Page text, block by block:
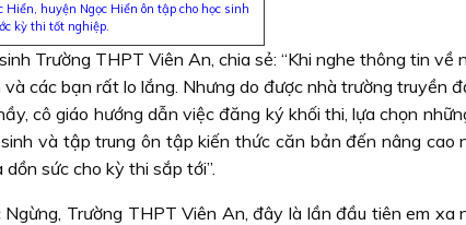
Hiển, huyện Ngọc Hiển ôn tập cho học sinh
kỳ thi tốt nghiệp.
Trường THPT Viên An, chia sẻ: “Khi nghe thông tin
và các bạn rất lo lắng. Nhưng do được nhà trường truyền
cô giáo hướng dẫn việc đăng ký khối thi, lựa chọn
và tập trung ôn tập kiến thức căn bản đến nâng cao
sức cho kỳ thi sắp tới”.
Trường THPT Viên An, đây là lần đầu tiên em xa